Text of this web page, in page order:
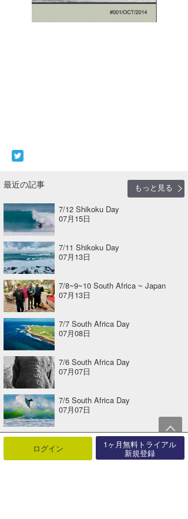
最近の記事
もっと見る
7/12 Shikoku Day
07月15日
7/11 Shikoku Day
07月13日
7/8~9~10 South Africa ~ Japan
07月13日
7/7 South Africa Day
07月08日
7/6 South Africa Day
07月07日
7/5 South Africa Day
07月07日
関連する記事
ログイン 1ヶ月無料トライアル
新規登録